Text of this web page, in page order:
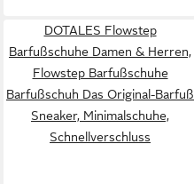
DOTALES Flowstep
Barfußschuhe Damen & Herren,
Flowstep Barfußschuhe
Barfußschuh Das Original-Barfuß
Sneaker, Minimalschuhe,
Schnellverschluss